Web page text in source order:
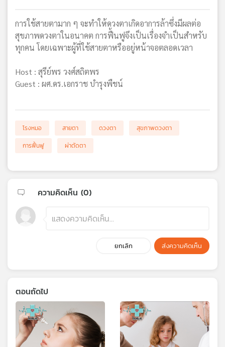
แผนที่
วิทยุ
เครือ
การใช้สายตามาก ๆ จะทำให้ดวงตาเกิดอาการล้าซึ่งมีผลต่อ
สุขภาพดวงตาในอนาคต การฟื้นฟูจึงเป็นเรื่องจำเป็นสำหรับ
ทุกคน โดยเฉพาะผู้ที่ใช้สายตาหรืออยู่หน้าจอตลอดเวลา
Host : สุรีย์พร วงศ์สถิตพร
Guest : ผศ.ดร.เอกราช บำรุงพืชน์
โรงหมอ สายตา ดวงตา
สุขภาพดวงตา
การฟื้นฟู
ผ่าตัดตา
ความคิดเห็น (0)
ยกเลิก ส่งความคิดเห็น
ตอนถัดไป